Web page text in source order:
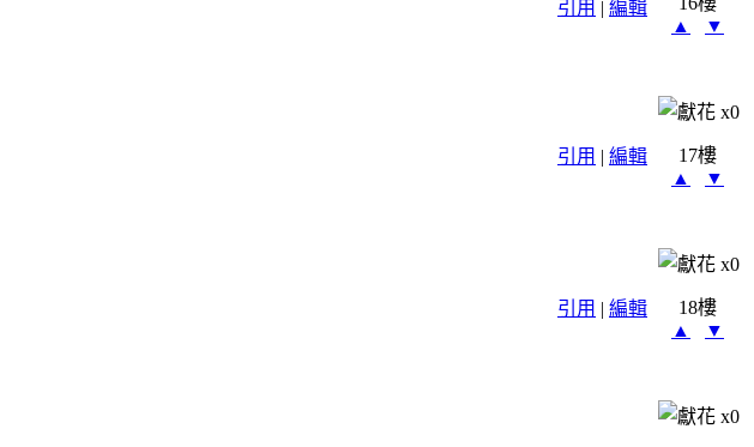
引用 | 編輯
▲
▼
x0
引用 | 編輯
17樓
▲
▼
x0
引用 | 編輯
18樓
▲
▼
x0